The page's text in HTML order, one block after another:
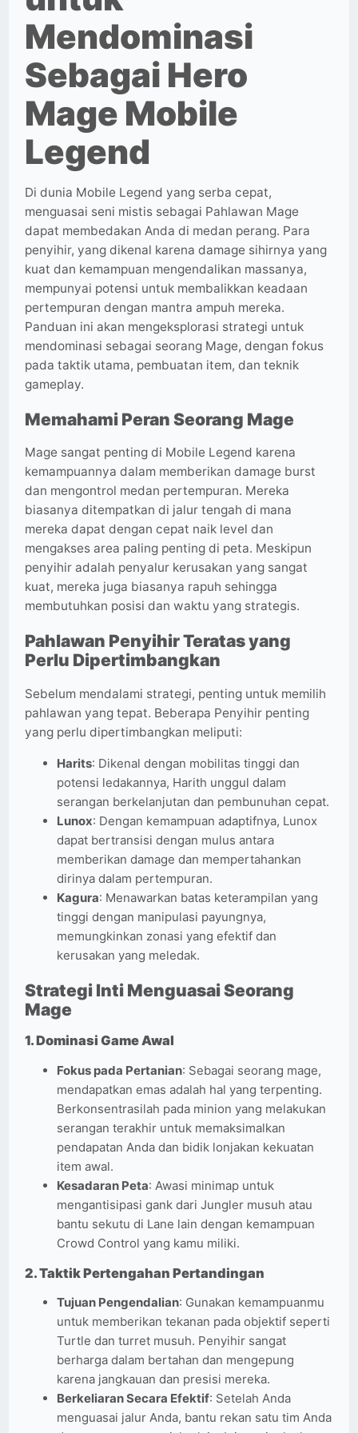
Mendominasi
Sebagai Hero
Mage Mobile
Legend
Di dunia Mobile Legend yang serba cepat,
menguasai seni mistis sebagai Pahlawan Mage
dapat membedakan Anda di medan perang. Para
penyihir, yang dikenal karena damage sihirnya yang
kuat dan kemampuan mengendalikan massanya,
mempunyai potensi untuk membalikkan keadaan
pertempuran dengan mantra ampuh mereka.
Panduan ini akan mengeksplorasi strategi untuk
mendominasi sebagai seorang Mage, dengan fokus
pada taktik utama, pembuatan item, dan teknik
gameplay.
Memahami Peran Seorang Mage
Mage sangat penting di Mobile Legend karena
kemampuannya dalam memberikan damage burst
dan mengontrol medan pertempuran. Mereka
biasanya ditempatkan di jalur tengah di mana
mereka dapat dengan cepat naik level dan
mengakses area paling penting di peta. Meskipun
penyihir adalah penyalur kerusakan yang sangat
kuat, mereka juga biasanya rapuh sehingga
membutuhkan posisi dan waktu yang strategis.
Pahlawan Penyihir Teratas yang
Perlu Dipertimbangkan
Sebelum mendalami strategi, penting untuk memilih
pahlawan yang tepat. Beberapa Penyihir penting
yang perlu dipertimbangkan meliputi:
Harits: Dikenal dengan mobilitas tinggi dan
potensi ledakannya, Harith unggul dalam
serangan berkelanjutan dan pembunuhan cepat.
Lunox: Dengan kemampuan adaptifnya, Lunox
dapat bertransisi dengan mulus antara
memberikan damage dan mempertahankan
dirinya dalam pertempuran.
Kagura: Menawarkan batas keterampilan yang
tinggi dengan manipulasi payungnya,
memungkinkan zonasi yang efektif dan
kerusakan yang meledak.
Strategi Inti Menguasai Seorang
Mage
1.Dominasi Game Awal
Fokus pada Pertanian: Sebagai seorang mage,
mendapatkan emas adalah hal yang terpenting.
Berkonsentrasilah pada minion yang melakukan
serangan terakhir untuk memaksimalkan
pendapatan Anda dan bidik lonjakan kekuatan
item awal.
Kesadaran Peta: Awasi minimap untuk
mengantisipasi gank dari Jungler musuh atau
bantu sekutu di Lane lain dengan kemampuan
Crowd Control yang kamu miliki.
2.Taktik Pertengahan Pertandingan
Tujuan Pengendalian: Gunakan kemampuanmu
untuk memberikan tekanan pada objektif seperti
Turtle dan turret musuh. Penyihir sangat
berharga dalam bertahan dan mengepung
karena jangkauan dan presisi mereka.
Berkeliaran Secara Efektif: Setelah Anda
menguasai jalur Anda, bantu rekan satu tim Anda